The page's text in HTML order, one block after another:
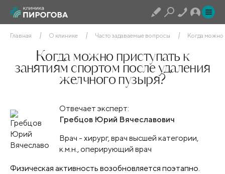
Главная О клинике Часто задаваемые вопросы Когда можно
Когда можно приступать к
занятиям спортом после удаления
желчного пузыря?
Отвечает эксперт:
Гребцов Юрий Вячеславович
Врач - хирург, врач высшей категории,
к.м.н., оперирующий врач
Физическая активность возобновляется поэтапно.